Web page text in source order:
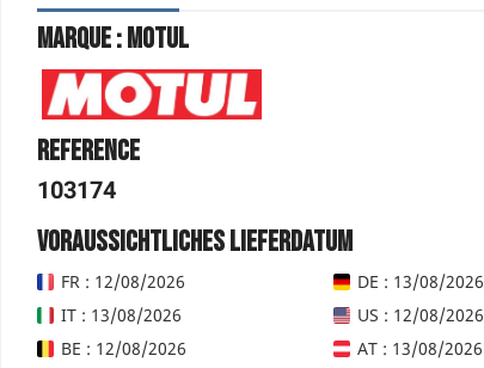
Marque : Motul
Reference
103174
Voraussichtliches Lieferdatum
FR : 12/08/2026
DE : 13/08/2026
IT : 13/08/2026
US : 12/08/2026
BE : 12/08/2026
AT : 13/08/2026